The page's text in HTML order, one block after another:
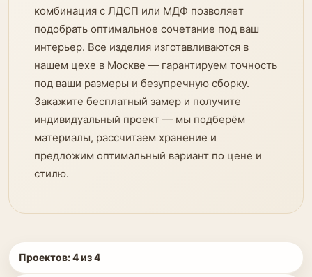
комбинация с ЛДСП или МДФ позволяет
подобрать оптимальное сочетание под ваш
интерьер. Все изделия изготавливаются в
нашем цехе в Москве — гарантируем точность
под ваши размеры и безупречную сборку.
Закажите бесплатный замер и получите
индивидуальный проект — мы подберём
материалы, рассчитаем хранение и
предложим оптимальный вариант по цене и
стилю.
Проектов:4из4